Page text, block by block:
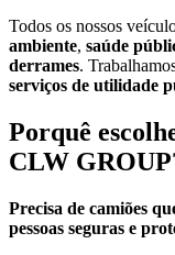
Todos os nossos
ambiente, saúde
derrames.
serviços de utilidade
Porquê
CLW
Precisa de camiões
pessoas seguras e